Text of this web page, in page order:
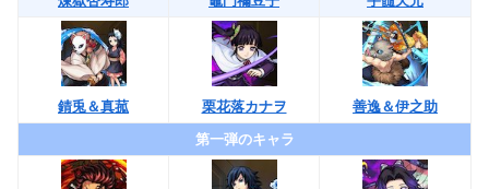
錆兎＆真菰 栗花落カナヲ
善逸＆伊之助
第一弾のキャラ